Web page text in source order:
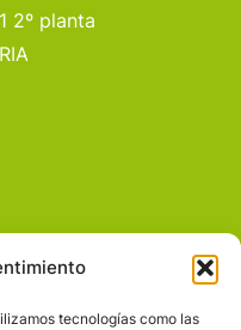
tecnologías como las
2º planta